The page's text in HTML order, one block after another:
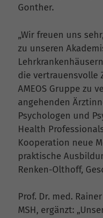
Gonther.
„Wir freuen uns
zu unseren
die vertrauensvolle
AMEOS Gruppe zu
angehenden
Psychologen und
Health
Kooperation neue
praktische
Renken-Olthoff,
Prof. Dr. med.
MSH, ergänzt: